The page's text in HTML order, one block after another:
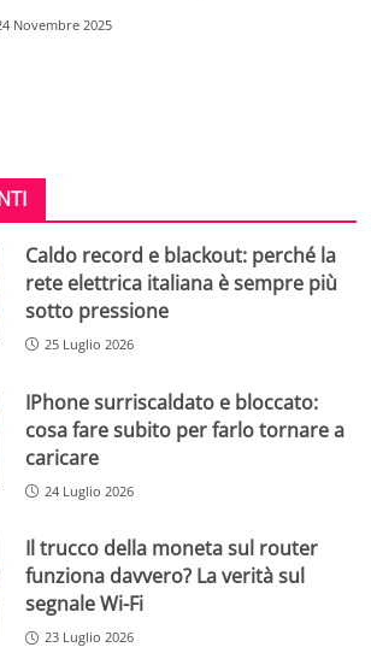
Novembre 2025
Caldo record e blackout: perché la
rete elettrica italiana è sempre più
sotto pressione
25 Luglio 2026
IPhone surriscaldato e bloccato:
cosa fare subito per farlo tornare a
caricare
24 Luglio 2026
Il trucco della moneta sul router
funziona davvero? La verità sul
segnale Wi-Fi
23 Luglio 2026